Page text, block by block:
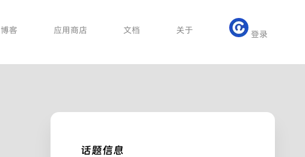
博客 应用商店 文档 关于 登录
话题信息